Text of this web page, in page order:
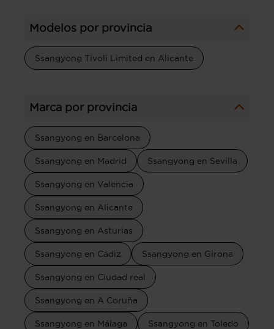
Modelos por provincia
Ssangyong Tivoli Limited en Alicante
Marca por provincia
Ssangyong en Barcelona
Ssangyong en Madrid Ssangyong en Sevilla
Ssangyong en Valencia
Ssangyong en Alicante
Ssangyong en Asturias
Ssangyong en Cádiz Ssangyong en Girona
Ssangyong en Ciudad real
Ssangyong en A Coruña
Ssangyong en Málaga Ssangyong en Toledo